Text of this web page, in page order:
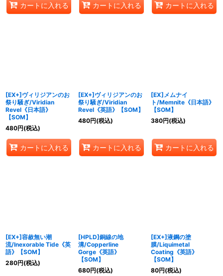
カートに入れる カートに入れる カートに入れる
[EX+]ヴィリジアンのお
祭り騒ぎ/Viridian
Revel《日本語》
【SOM】
480円(税込)
カートに入れる
[EX+]ヴィリジアンのお
祭り騒ぎ/Viridian
Revel《英語》【SOM】
480円(税込)
カートに入れる
[EX]メムナイ
ト/Memnite《日本語》
【SOM】
380円(税込)
カートに入れる
[EX+]容赦無い潮
流/Inexorable Tide《英
語》【SOM】
280円(税込)
[HPLD]銅線の地
溝/Copperline
Gorge《英語》
【SOM】
680円(税込)
[EX+]液鋼の塗
膜/Liquimetal
Coating《英語》
【SOM】
80円(税込)